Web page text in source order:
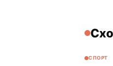
СПОРТ